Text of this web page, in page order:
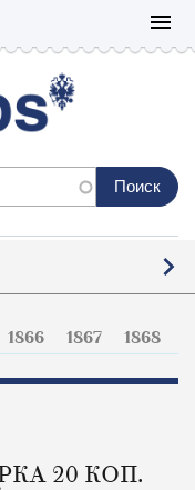
menu
1866 1867 1868
20 КОП.